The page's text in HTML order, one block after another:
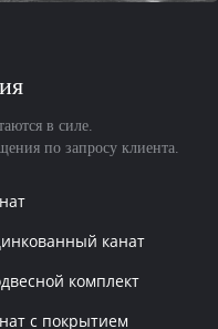
в силе.
по запросу клиента.
канат
комплект
с покрытием